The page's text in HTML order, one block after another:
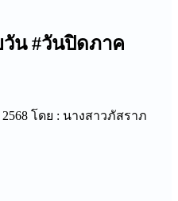
น #วันปิดภาค
โดย : นางสาวภัสราภ